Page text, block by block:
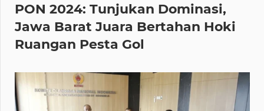
PON 2024: Tunjukan Dominasi,
Jawa Barat Juara Bertahan Hoki
Ruangan Pesta Gol